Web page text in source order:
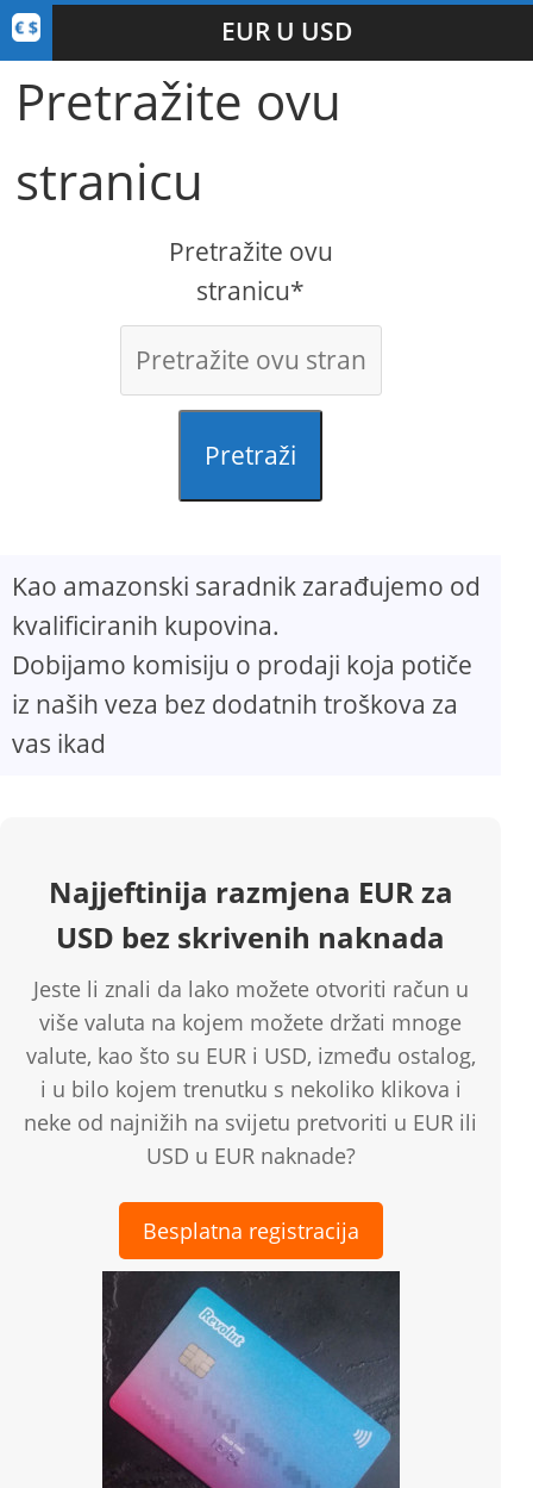
EUR U USD
Pretražite ovu
stranicu
Pretražite ovu
stranicu*
Pretraži
Kao amazonski saradnik zarađujemo od
kvalificiranih kupovina.
Dobijamo komisiju o prodaji koja potiče
iz naših veza bez dodatnih troškova za
vas ikad
Najjeftinija razmjena EUR za
USD bez skrivenih naknada
Jeste li znali da lako možete otvoriti račun u
više valuta na kojem možete držati mnoge
valute, kao što su EUR i USD, između ostalog,
i u bilo kojem trenutku s nekoliko klikova i
neke od najnižih na svijetu pretvoriti u EUR ili
USD u EUR naknade?
Besplatna registracija